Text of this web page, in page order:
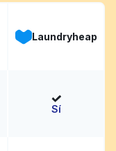
Laundryheap
Sí